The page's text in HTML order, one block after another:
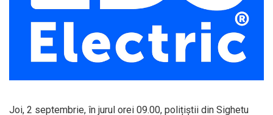
Joi, 2 septembrie, în jurul orei 09.00, polițiștii din Sighetu